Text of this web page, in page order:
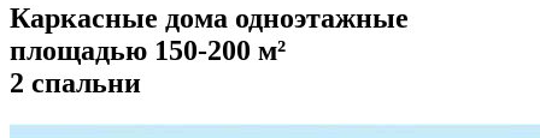
Каркасные дома одноэтажные
площадью 150-200 м²
2 спальни